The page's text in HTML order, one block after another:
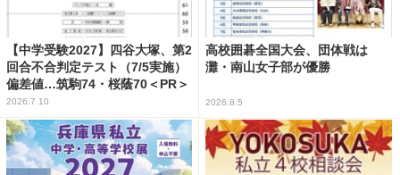
【中学受験2027】四谷大塚、第2
回合不合判定テスト（7/5実施）
偏差値…筑駒74・桜蔭70＜PR＞
2026.7.10
高校囲碁全国大会、団体戦は
灘・南山女子部が優勝
2026.8.5